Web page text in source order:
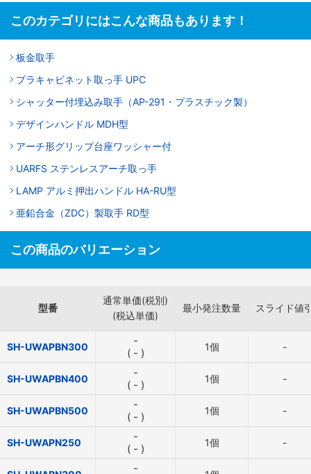
このカテゴリにはこんな商品もあります！
板金取手
プラキャビネット取っ手 UPC
シャッター付埋込み取手（AP-291・プラスチック製）
デザインハンドル MDH型
アーチ形グリップ台座ワッシャー付
UARFS ステンレスアーチ取っ手
LAMP アルミ押出ハンドル HA-RU型
亜鉛合金（ZDC）製取手 RD型
この商品のバリエーション
型番
通常単価(税別)
(税込単価)
最小発注数量 スライド値
SH-UWAPBN300
-
( - ) 1個 -
SH-UWAPBN400
-
( - ) 1個 -
SH-UWAPBN500
-
( - ) 1個 -
SH-UWAPN250
-
( - ) 1個 -
-